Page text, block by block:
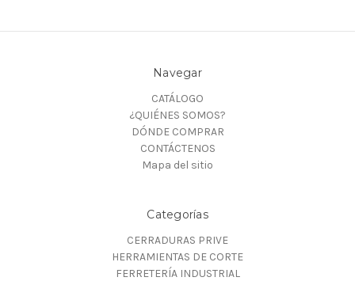
Navegar
CATÁLOGO
¿QUIÉNES SOMOS?
DÓNDE COMPRAR
CONTÁCTENOS
Mapa del sitio
Categorías
CERRADURAS PRIVE
HERRAMIENTAS DE CORTE
FERRETERÍA INDUSTRIAL